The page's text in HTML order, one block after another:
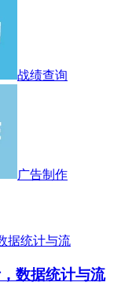
战绩查询
广告制作
数据统计与流